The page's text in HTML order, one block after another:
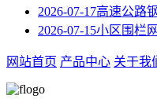
2026-07-17高速公路
2026-07-15小区围栏
网站首页 产品中心 关于我